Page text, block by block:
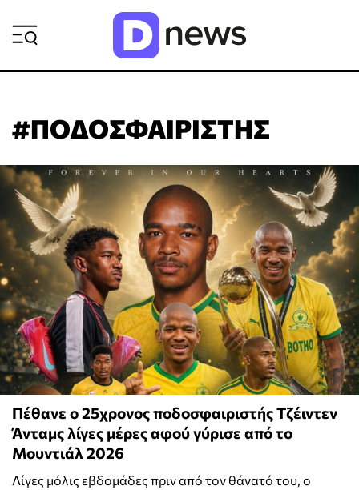
#ΠΟΔΟΣΦΑΙΡΙΣΤΗΣ
Πέθανε ο 25χρονος ποδοσφαιριστής Τζέιντεν
Άνταμς λίγες μέρες αφού γύρισε από το
Μουντιάλ 2026
Λίγες μόλις εβδομάδες πριν από τον θάνατό του, ο